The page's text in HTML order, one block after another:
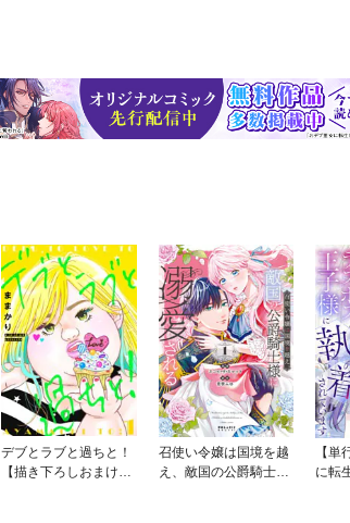
デブとラブと過ちと！
【描き下ろしおまけ付
召使い令嬢は国境を越
え、敵国の公爵騎士様
【
に転